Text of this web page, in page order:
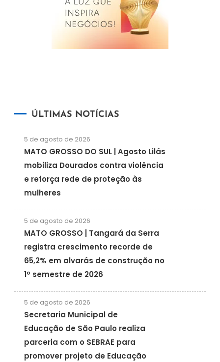
ÚLTIMAS NOTÍCIAS
5 de agosto de 2026
MATO GROSSO DO SUL | Agosto Lilás
mobiliza Dourados contra violência
e reforça rede de proteção às
mulheres
5 de agosto de 2026
MATO GROSSO | Tangará da Serra
registra crescimento recorde de
65,2% em alvarás de construção no
1º semestre de 2026
5 de agosto de 2026
Secretaria Municipal de
Educação de São Paulo realiza
parceria com o SEBRAE para
promover projeto de Educação